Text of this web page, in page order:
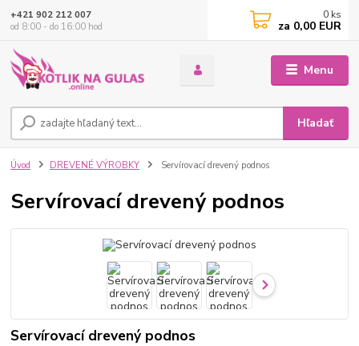
Menu
Hľadať
+421 902 212 007
od 8:00 - do 16:00 hod
0 ks
za 0,00 EUR
Úvod DREVENÉ VÝROBKY Servírovací drevený podnos
Servírovací drevený podnos
Servírovací drevený podnos